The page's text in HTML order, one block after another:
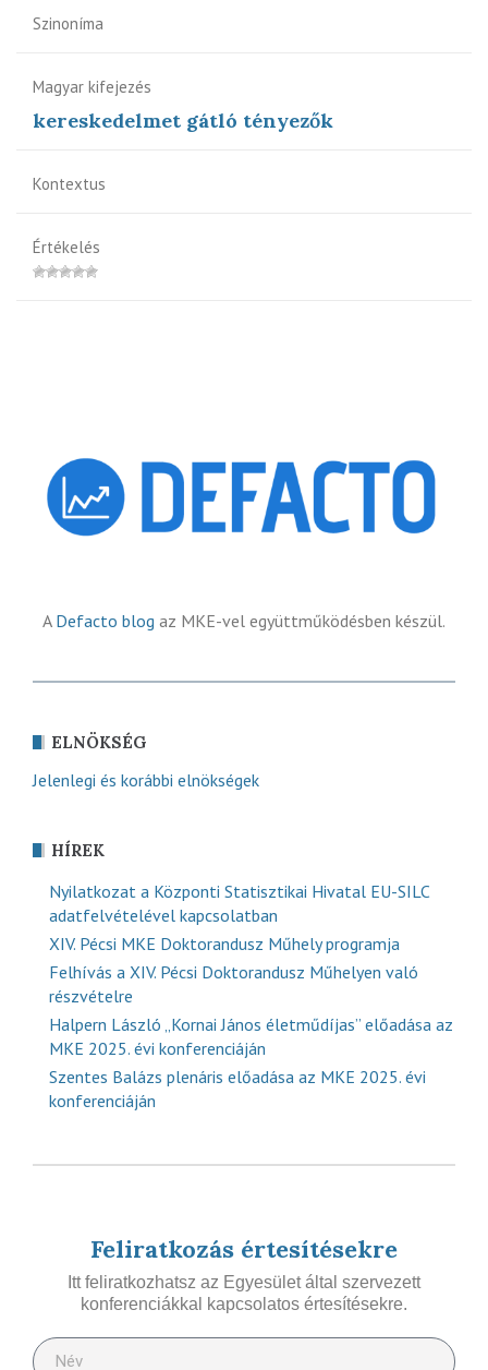
Szinoníma
Magyar kifejezés
kereskedelmet gátló tényezők
Kontextus
Értékelés
A Defacto blog az MKE-vel együttműködésben készül.
ELNÖKSÉG
Jelenlegi és korábbi elnökségek
HÍREK
Nyilatkozat a Központi Statisztikai Hivatal EU-SILC
adatfelvételével kapcsolatban
XIV. Pécsi MKE Doktorandusz Műhely programja
Felhívás a XIV. Pécsi Doktorandusz Műhelyen való
részvételre
Halpern László „Kornai János életműdíjas” előadása az
MKE 2025. évi konferenciáján
Szentes Balázs plenáris előadása az MKE 2025. évi
konferenciáján
Feliratkozás értesítésekre
Itt feliratkozhatsz az Egyesület által szervezett
konferenciákkal kapcsolatos értesítésekre.